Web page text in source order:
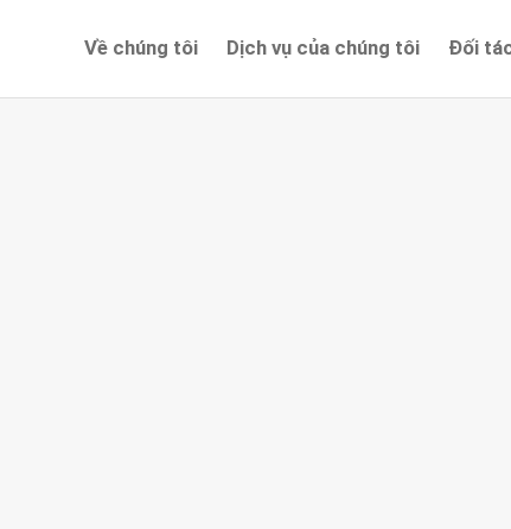
Về chúng tôi Dịch vụ của chúng tôi Đối